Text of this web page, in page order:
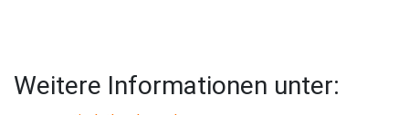
Weitere Informationen unter: